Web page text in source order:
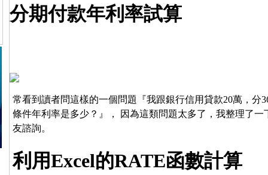
分期付款年利率試算
常看到讀者問這樣的一個問題『我跟銀行信用貸款20萬，分
條件年利率是多少？』， 因為這類問題太多了，我整理了
友諮詢。
利用Excel的RATE函數計算